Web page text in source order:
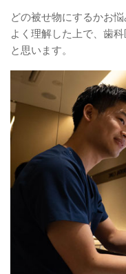
どの被せ物にするかお
よく理解した上で、歯
と思います。